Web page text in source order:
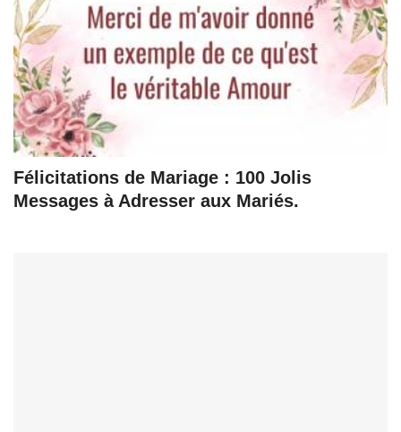
Félicitations de Mariage : 100 Jolis
Messages à Adresser aux Mariés.